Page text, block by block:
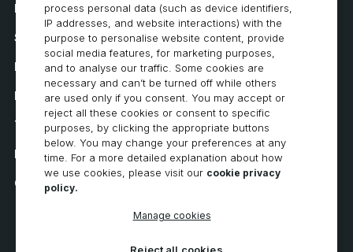
Karriär
Systemkrav
Integritet
Integritetspolicy
Tillgänglighetsutlåtande
Policy för cookies
Cookie Preferences
process personal data (such as device identifiers,
IP addresses, and website interactions) with the
purpose to personalise website content, provide
social media features, for marketing purposes,
and to analyse our traffic. Some cookies are
necessary and can’t be turned off while others
are used only if you consent. You may accept or
reject all these cookies or consent to specific
purposes, by clicking the appropriate buttons
below. You may change your preferences at any
time. For a more detailed explanation about how
we use cookies, please visit our cookie privacy
policy.
Manage cookies